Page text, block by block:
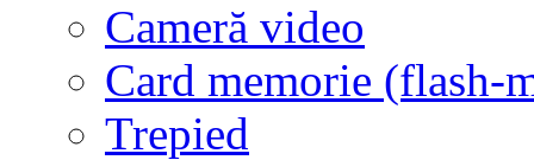
Cameră video
Card memorie (flash-
Trepied